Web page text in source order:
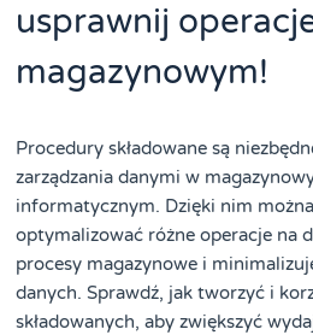
usprawnij
magazynowym!
Procedury składowane są
zarządzania danymi w
informatycznym. Dzięki nim
optymalizować różne operacje na
procesy magazynowe i
danych. Sprawdź, jak tworzyć i
składowanych, aby zwiększyć